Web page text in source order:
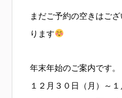
まだご予約の空きはご
ります
年末年始のご案内です。
１２月３０日（月）～